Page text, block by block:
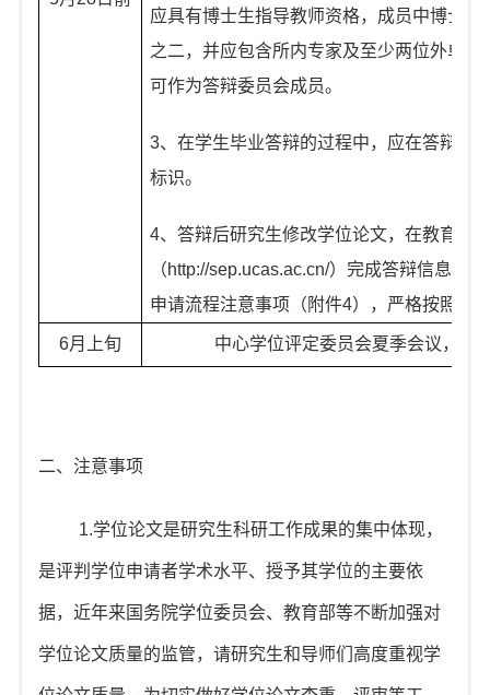
应具有博士生指导教师资格，成员中博士
之二，并应包含所内专家及至少两位外单
可作为答辩委员会成员。
3、在学生毕业答辩的过程中，应在答辩
标识。
4、答辩后研究生修改学位论文，在教育业
（http://sep.ucas.ac.cn/）完成答辩信息填
申请流程注意事项（附件4），严格按照要
6月上旬 中心学位评定委员会夏季会议，审
二、注意事项
1.学位论文是研究生科研工作成果的集中体现，
是评判学位申请者学术水平、授予其学位的主要依
据，近年来国务院学位委员会、教育部等不断加强对
学位论文质量的监管，请研究生和导师们高度重视学